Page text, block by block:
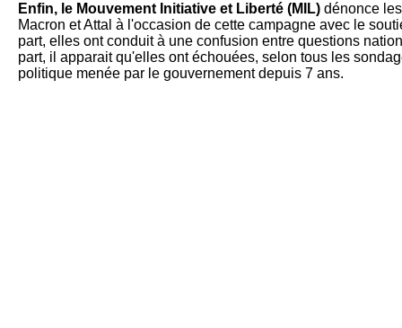
Enfin, le Mouvement Initiative et Liberté (MIL) dénonce
Macron et Attal à l'occasion de cette campagne avec le
part, elles ont conduit à une confusion entre questions
part, il apparait qu'elles ont échouées, selon tous les
politique menée par le gouvernement depuis 7 ans.